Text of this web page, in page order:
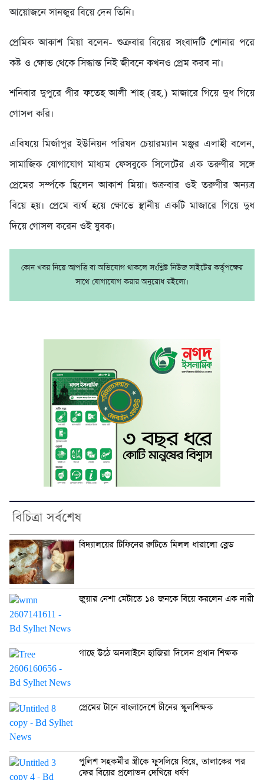
আয়োজনে সানজুর বিয়ে দেন তিনি।
প্রেমিক আকাশ মিয়া বলেন- শুক্রবার বিয়ের সংবাদটি শোনার পরে
কষ্ট ও ক্ষোভ থেকে সিদ্ধান্ত নিই জীবনে কখনও প্রেম করব না।
শনিবার দুপুরে পীর ফতেহ আলী শাহ (রহ.) মাজারে গিয়ে দুধ গিয়ে
গোসল করি।
এবিষয়ে মির্জাপুর ইউনিয়ন পরিষদ চেয়ারম্যান মঞ্জুর এলাহী বলেন,
সামাজিক যোগাযোগ মাধ্যম ফেসবুকে সিলেটের এক তরুণীর সঙ্গে
প্রেমের সর্ম্পকে ছিলেন আকাশ মিয়া। শুক্রবার ওই তরুণীর অন্যত্র
বিয়ে হয়। প্রেমে ব্যর্থ হয়ে ক্ষোভে স্থানীয় একটি মাজারে গিয়ে দুধ
দিয়ে গোসল করেন ওই যুবক।
কোন খবর নিয়ে আপত্তি বা অভিযোগ থাকলে সংশ্লিষ্ট নিউজ সাইটের কর্তৃপক্ষের
সাথে যোগাযোগ করার অনুরোধ রইলো।
বিচিত্রা সর্বশেষ
বিদ্যালয়ের টিফিনের রুটিতে মিলল ধারালো ব্লেড
জুয়ার নেশা মেটাতে ১৪ জনকে বিয়ে করলেন এক নারী
গাছে উঠে অনলাইনে হাজিরা দিলেন প্রধান শিক্ষক
প্রেমের টানে বাংলাদেশে চীনের স্কুলশিক্ষক
পুলিশ সহকর্মীর স্ত্রীকে ফুসলিয়ে বিয়ে, তালাকের পর
ফের বিয়ের প্রলোভন দেখিয়ে ধর্ষণ